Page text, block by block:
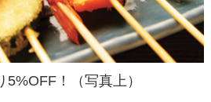
5%OFF！（写真上）